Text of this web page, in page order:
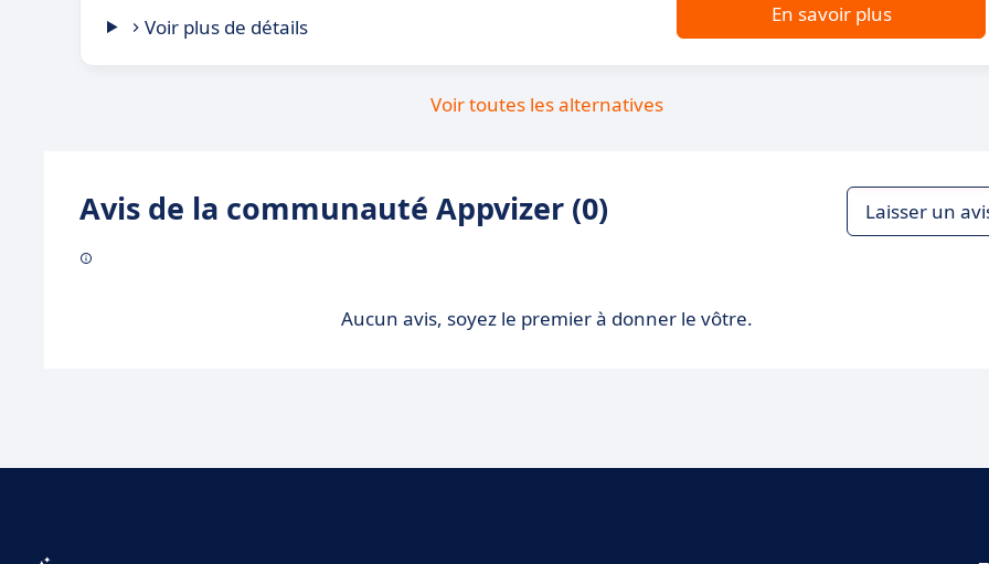
Voir plus de détails
En savoir plus
Voir toutes les alternatives
Avis de la communauté Appvizer (0) Laisser un
Aucun avis, soyez le premier à donner le vôtre.